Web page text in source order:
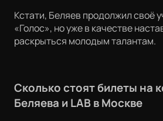
Кстати, Беляев продолжил своё
«Голос», но уже в качестве
раскрыться молодым талантам.
Сколько стоят билеты на
Беляева и LAB в Москве